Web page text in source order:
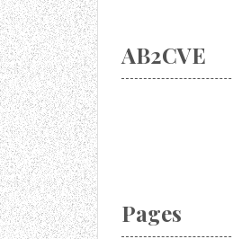
AB2CVE
Pages